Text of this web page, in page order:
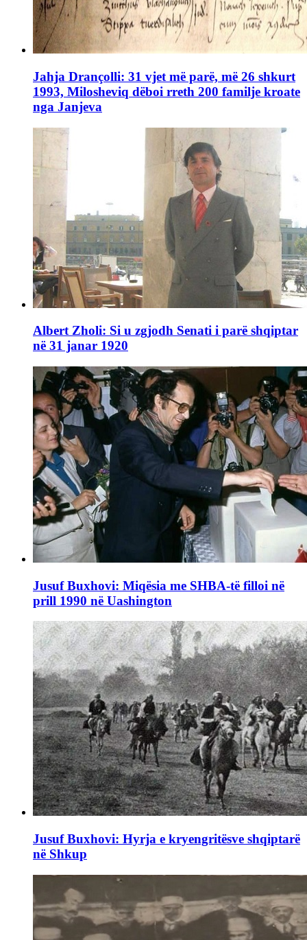
Jahja Drançolli: 31 vjet më parë, më 26 shkurt
1993, Milosheviq dëboi rreth 200 familje kroate
nga Janjeva
Albert Zholi: Si u zgjodh Senati i parë shqiptar
në 31 janar 1920
Jusuf Buxhovi: Miqësia me SHBA-të filloi në
prill 1990 në Uashington
Jusuf Buxhovi: Hyrja e kryengritësve shqiptarë
në Shkup